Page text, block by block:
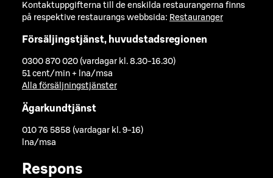
Kontaktuppgifterna till de enskilda restaurangerna finns
på respektive restaurangs webbsida: Restauranger
Försäljingstjänst, huvudstadsregionen
0300 870 020 (vardagar kl. 8.30-16.30)
51 cent/min + lna/msa
Alla försäljningstjänster
Ägarkundtjänst
010 76 5858 (vardagar kl. 9-16)
lna/msa
Respons